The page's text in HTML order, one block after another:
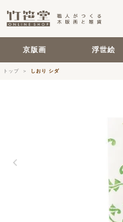
京版画 浮世絵
トップ しおり シダ